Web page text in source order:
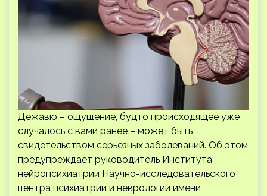
Дежавю – ощущение, будто происходящее уже
случалось с вами ранее – может быть
свидетельством серьезных заболеваний. Об этом
предупреждает руководитель Института
нейропсихиатрии Научно-исследовательского
центра психиатрии и неврологии имени